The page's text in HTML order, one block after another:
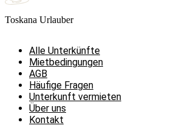
Toskana Urlauber
Alle Unterkünfte
Mietbedingungen
AGB
Häufige Fragen
Unterkunft vermieten
Über uns
Kontakt